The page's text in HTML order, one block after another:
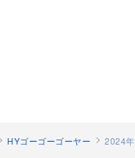
HYゴーゴーゴーヤー 2024